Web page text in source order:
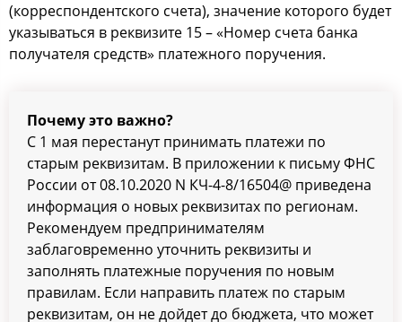
(корреспондентского счета), значение которого будет
указываться в реквизите 15 – «Номер счета банка
получателя средств» платежного поручения.
Почему это важно?
С 1 мая перестанут принимать платежи по
старым реквизитам. В приложении к письму ФНС
России от 08.10.2020 N КЧ-4-8/16504@ приведена
информация о новых реквизитах по регионам.
Рекомендуем предпринимателям
заблаговременно уточнить реквизиты и
заполнять платежные поручения по новым
правилам. Если направить платеж по старым
реквизитам, он не дойдет до бюджета, что может